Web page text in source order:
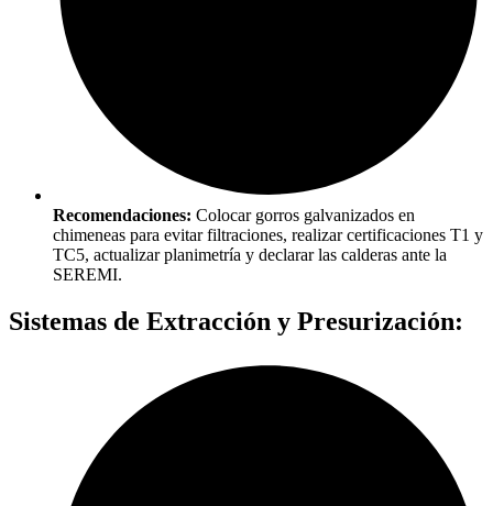
Recomendaciones: Colocar gorros galvanizados en
chimeneas para evitar filtraciones, realizar certificaciones T1 y
TC5, actualizar planimetría y declarar las calderas ante la
SEREMI.
Sistemas de Extracción y Presurización: